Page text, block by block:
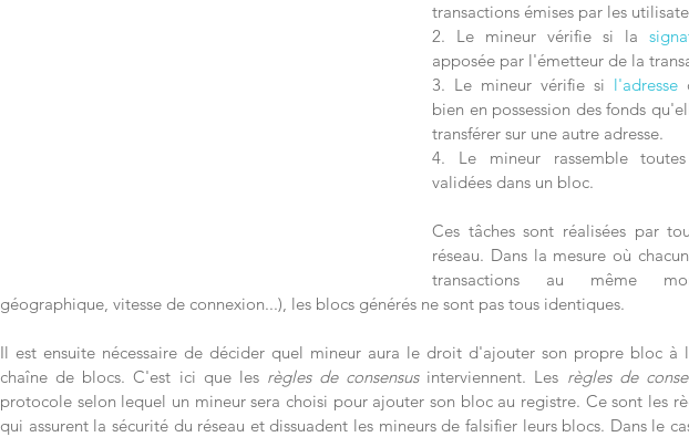
transactions émises par les
2. Le mineur vérifie si la
apposée par l'émetteur de la
3. Le mineur vérifie si l'adresse
bien en possession des fonds
transférer sur une autre adresse.
4. Le mineur rassemble
validées dans un bloc.
Ces tâches sont réalisées par
réseau. Dans la mesure où
transactions au même
géographique, vitesse de connexion...), les blocs générés ne sont pas tous identiques.
Il est ensuite nécessaire de décider quel mineur aura le droit d'ajouter son propre bloc à
chaîne de blocs. C'est ici que les règles de consensus interviennent. Les règles de
protocole selon lequel un mineur sera choisi pour ajouter son bloc au registre. Ce sont les
qui assurent la sécurité du réseau et dissuadent les mineurs de falsifier leurs blocs. Dans le